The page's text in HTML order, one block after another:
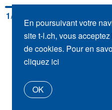
1 /4
En poursuivant votre
site t-l.ch, vous acceptez
de cookies. Pour en
cliquez ici
OK